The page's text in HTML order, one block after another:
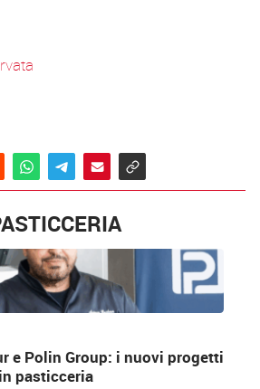
e Polin Group: i nuovi progetti
pasticceria